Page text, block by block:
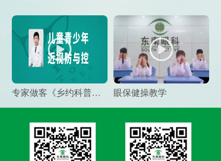
专家做客《乡约科普》栏目，预防孩子近视竟然这么“简单” 眼保健操教学